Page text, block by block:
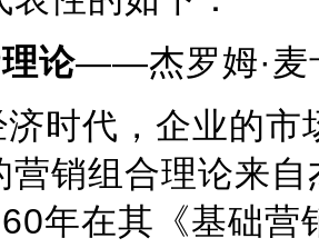
论——杰罗姆·麦
时代，企业的
营销组合理论来
年在其《基础